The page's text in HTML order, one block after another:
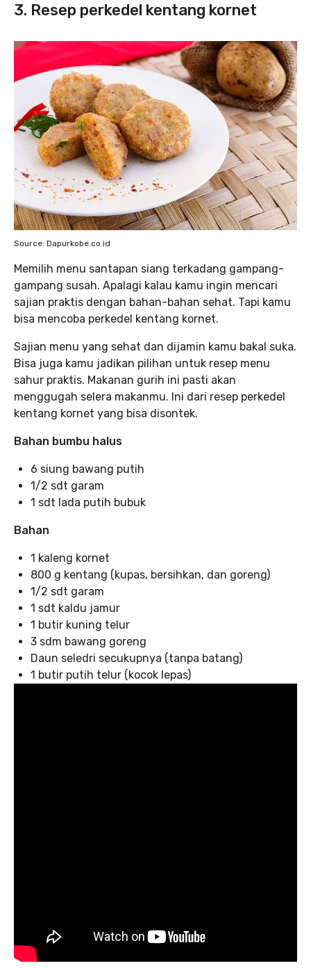
3. Resep perkedel kentang kornet
Source: Dapurkobe.co.id
Memilih menu santapan siang terkadang gampang-
gampang susah. Apalagi kalau kamu ingin mencari
sajian praktis dengan bahan-bahan sehat. Tapi kamu
bisa mencoba perkedel kentang kornet.
Sajian menu yang sehat dan dijamin kamu bakal suka.
Bisa juga kamu jadikan pilihan untuk resep menu
sahur praktis. Makanan gurih ini pasti akan
menggugah selera makanmu. Ini dari resep perkedel
kentang kornet yang bisa disontek.
Bahan bumbu halus
6 siung bawang putih
1/2 sdt garam
1 sdt lada putih bubuk
Bahan
1 kaleng kornet
800 g kentang (kupas, bersihkan, dan goreng)
1/2 sdt garam
1 sdt kaldu jamur
1 butir kuning telur
3 sdm bawang goreng
Daun seledri secukupnya (tanpa batang)
1 butir putih telur (kocok lepas)